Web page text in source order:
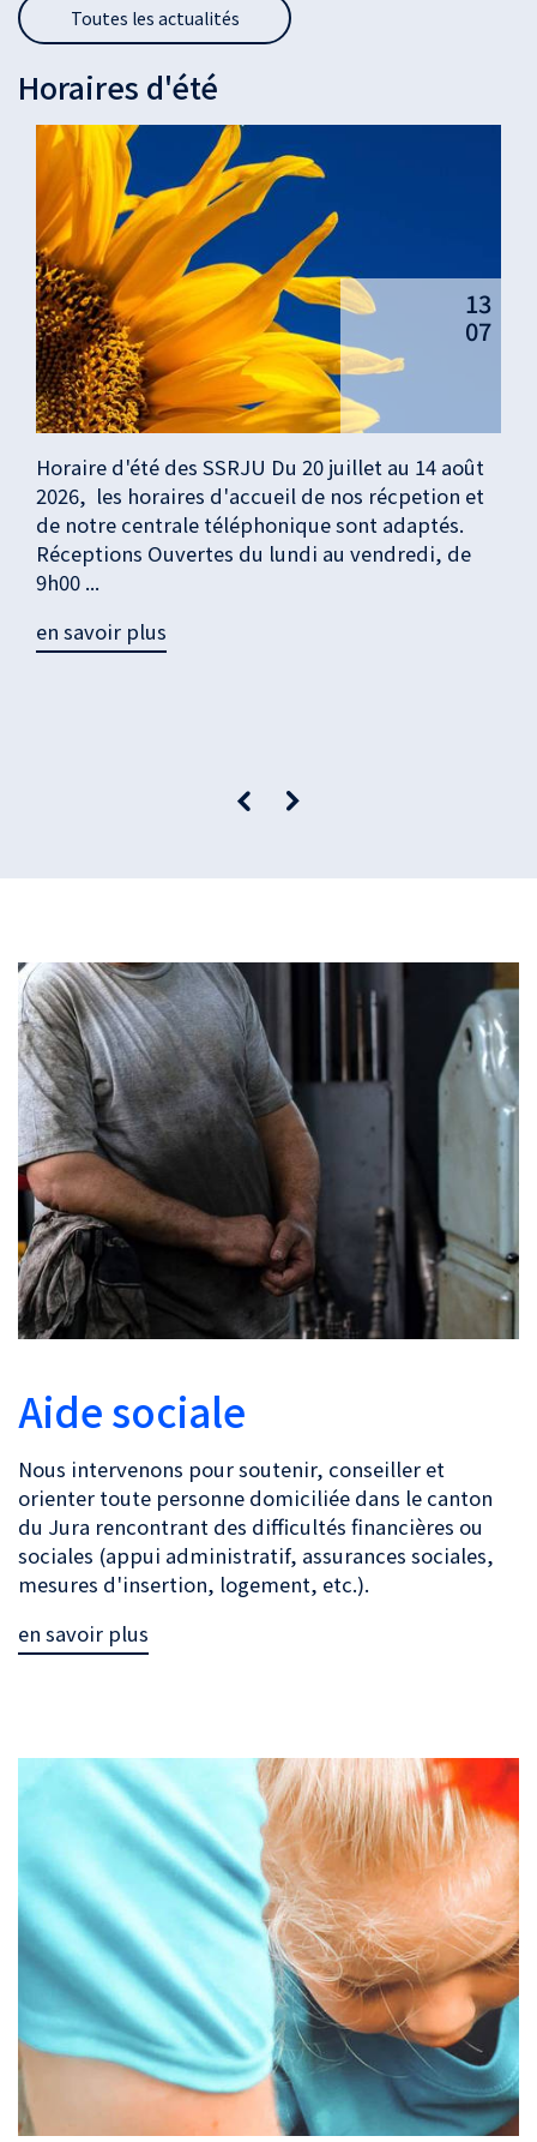
Toutes les actualités
Horaires d'été
13
07
Horaire d'été des SSRJU Du 20 juillet au 14 août
2026, les horaires d'accueil de nos récpetion et
de notre centrale téléphonique sont adaptés.
Réceptions Ouvertes du lundi au vendredi, de
9h00 ...
en savoir plus
Précédent
Aide sociale
Nous intervenons pour soutenir, conseiller et
orienter toute personne domiciliée dans le canton
du Jura rencontrant des difficultés financières ou
sociales (appui administratif, assurances sociales,
mesures d'insertion, logement, etc.).
en savoir plus